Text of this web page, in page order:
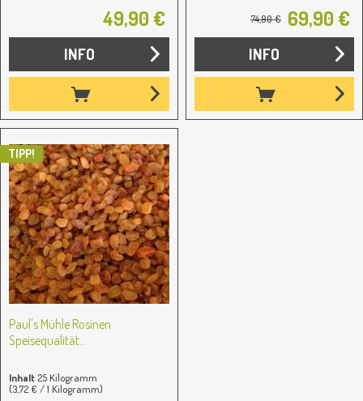
49,90 €
INFO
74,90 € 69,90 €
INFO
TIPP!
Paul's Mühle Rosinen
Speisequalität...
Inhalt 25 Kilogramm
(3,72 € / 1 Kilogramm)